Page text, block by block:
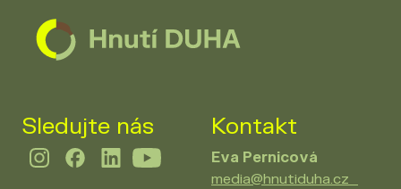
Sledujte nás Kontakt
Eva Pernicová
media@hnutiduha.cz